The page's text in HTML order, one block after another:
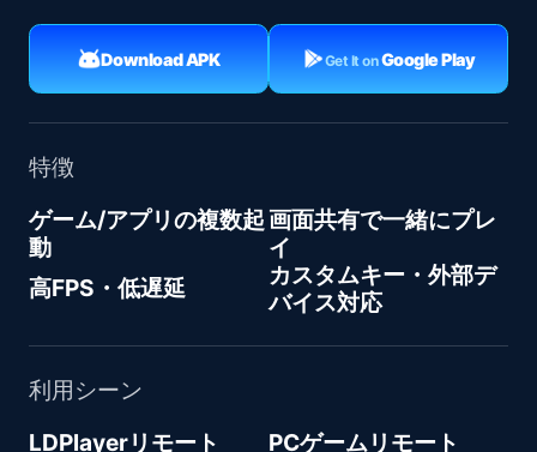
Download APK Get It onGoogle Play
特徴
ゲーム/アプリの複数起
動
画面共有で一緒にプレ
イ
高FPS・低遅延
カスタムキー・外部デ
バイス対応
利用シーン
LDPlayerリモート
PCゲームリモート